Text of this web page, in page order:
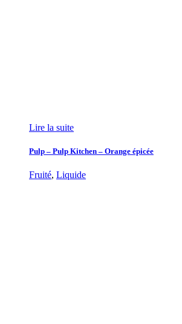
Lire la suite
Pulp – Pulp Kitchen – Orange épicée
Fruité, Liquide